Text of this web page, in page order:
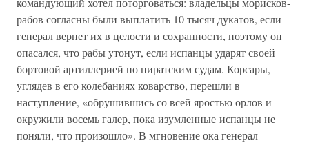
рабов согласны были выплатить 10 тысяч дукатов, если
генерал вернет их в целости и сохранности, поэтому он
опасался, что рабы утонут, если испанцы ударят своей
бортовой артиллерией по пиратским судам. Корсары,
углядев в его колебаниях коварство, перешли в
наступление, «обрушившись со всей яростью орлов и
окружили восемь галер, пока изумленные испанцы не
поняли, что произошло». В мгновение ока генерал